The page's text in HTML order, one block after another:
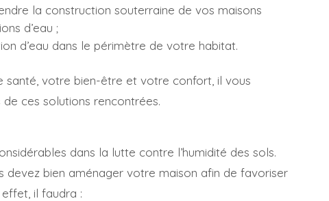
la construction souterraine de vos maisons
d’eau ;
d’eau dans le périmètre de votre habitat.
santé, votre bien-être et votre confort, il vous
ces solutions rencontrées.
dans la lutte contre l’humidité des sols.
devez bien aménager votre maison afin de favoriser
il faudra :